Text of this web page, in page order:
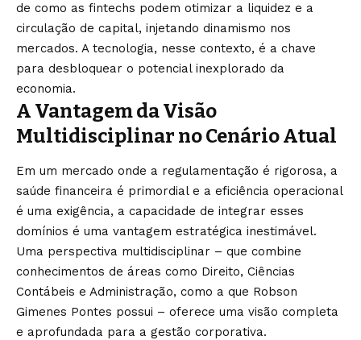
de como as fintechs podem otimizar a liquidez e a
circulação de capital, injetando dinamismo nos
mercados. A tecnologia, nesse contexto, é a chave
para desbloquear o potencial inexplorado da
economia.
A Vantagem da Visão
Multidisciplinar no Cenário Atual
Em um mercado onde a regulamentação é rigorosa, a
saúde financeira é primordial e a eficiência operacional
é uma exigência, a capacidade de integrar esses
domínios é uma vantagem estratégica inestimável.
Uma perspectiva multidisciplinar – que combine
conhecimentos de áreas como Direito, Ciências
Contábeis e Administração, como a que Robson
Gimenes Pontes possui – oferece uma visão completa
e aprofundada para a gestão corporativa.